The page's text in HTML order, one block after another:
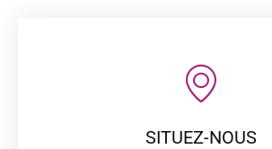
SITUEZ-NOUS